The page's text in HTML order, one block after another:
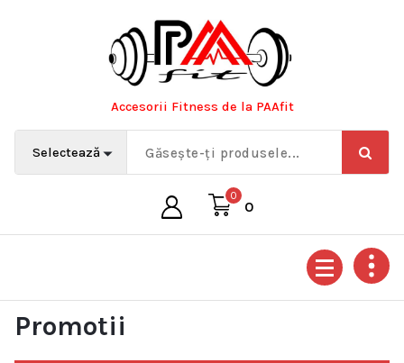
Accesorii Fitness de la PAAfit
0
0
Promotii